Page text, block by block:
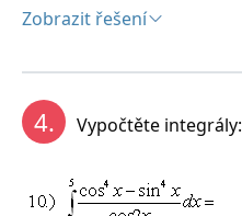
Zobrazit řešení
4. Vypočtěte integrály: